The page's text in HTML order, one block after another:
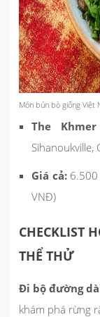
Món bún bò giống Việt
The
Sihanoukville,
Giá cả:
VNĐ)
CHECKLIST
THỂ THỬ
Đi bộ đường
khám phá rừng